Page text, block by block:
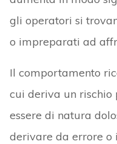
gli operatori si
o impreparati ad
Il comportamento
cui deriva un rischio
essere di natura
derivare da errore